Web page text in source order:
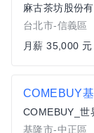
麻古茶坊股份
台北市-信義區
月薪 35,000 元
COMEBUY
COMEBUY_世
基隆市-中正區